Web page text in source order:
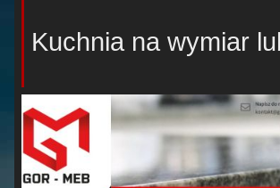
Kuchnia na wymiar